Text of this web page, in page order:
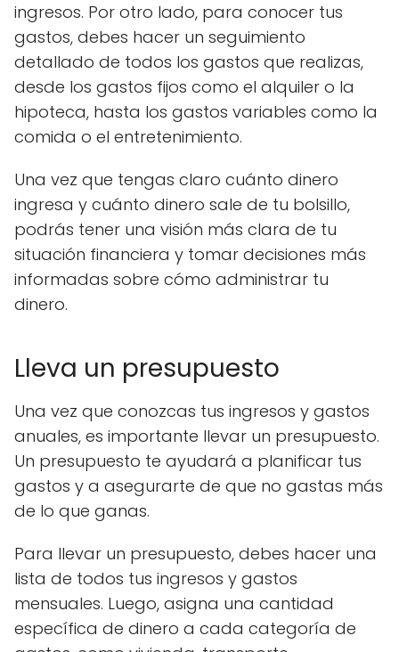
ingresos. Por otro lado, para conocer tus
gastos, debes hacer un seguimiento
detallado de todos los gastos que realizas,
desde los gastos fijos como el alquiler o la
hipoteca, hasta los gastos variables como la
comida o el entretenimiento.
Una vez que tengas claro cuánto dinero
ingresa y cuánto dinero sale de tu bolsillo,
podrás tener una visión más clara de tu
situación financiera y tomar decisiones más
informadas sobre cómo administrar tu
dinero.
Lleva un presupuesto
Una vez que conozcas tus ingresos y gastos
anuales, es importante llevar un presupuesto.
Un presupuesto te ayudará a planificar tus
gastos y a asegurarte de que no gastas más
de lo que ganas.
Para llevar un presupuesto, debes hacer una
lista de todos tus ingresos y gastos
mensuales. Luego, asigna una cantidad
específica de dinero a cada categoría de